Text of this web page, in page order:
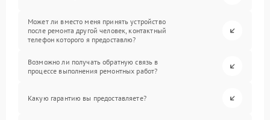
Может ли вместо меня принять устройство
после ремонта другой человек, контактный
телефон которого я предоставлю?
Возможно ли получать обратную связь в
процессе выполнения ремонтных работ?
Какую гарантию вы предоставляете?